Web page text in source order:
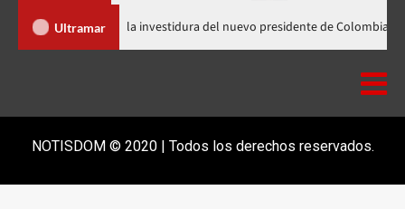
Ultramar
Abinader llega a Cali para asistir a la investidura del nuevo presidente de
NOTISDOM © 2020 | Todos los derechos reservados.